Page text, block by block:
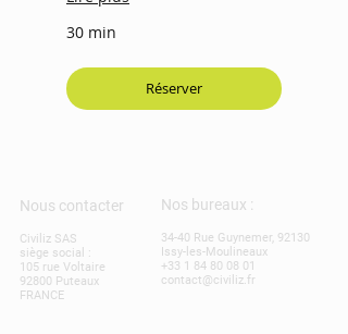
30 min
Réserver
Nous contacter
Civiliz SAS
siège social :
105 rue Voltaire
92800 Puteaux
FRANCE
Nos bureaux :
34-40 Rue Guynemer, 92130
Issy-les-Moulineaux
+33 1 84 80 08 01
contact@civiliz.fr